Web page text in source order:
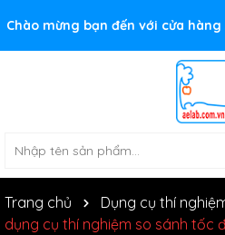
Rất nhiều ưu đãi và chương trình
bạn
Trang chủ Dụng cụ thí
dụng cụ thí nghiệm so sánh tốc